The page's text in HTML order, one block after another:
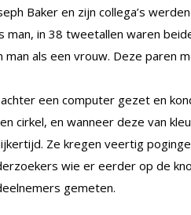
Baker en zijn collega’s
man, in 38 tweetallen waren
als een vrouw. Deze paren
een computer gezet en
cirkel, en wanneer deze van
Ze kregen veertig
wie er eerder op de
gemeten.